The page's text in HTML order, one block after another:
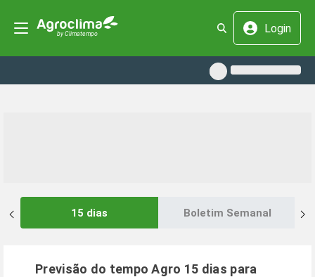
Login
15 dias Boletim Semanal
Previsão do tempo Agro 15 dias para